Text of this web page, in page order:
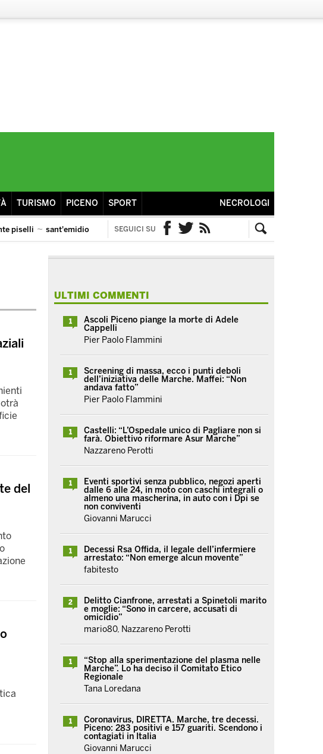
TURISMO PICENO SPORT NECROLOGI
piselli sant'emidio SEGUICI SU
del
ULTIMI COMMENTI
1
Ascoli Piceno piange la morte di Adele
Cappelli
Pier Paolo Flammini
1
Screening di massa, ecco i punti deboli
dell’iniziativa delle Marche. Maffei: “Non
andava fatto”
Pier Paolo Flammini
1
Castelli: “L’Ospedale unico di Pagliare non si
farà. Obiettivo riformare Asur Marche”
Nazzareno Perotti
1
Eventi sportivi senza pubblico, negozi aperti
dalle 6 alle 24, in moto con caschi integrali o
almeno una mascherina, in auto con i Dpi se
non conviventi
Giovanni Marucci
1
Decessi Rsa Offida, il legale dell’infermiere
arrestato: “Non emerge alcun movente”
fabitesto
2
Delitto Cianfrone, arrestati a Spinetoli marito
e moglie: “Sono in carcere, accusati di
omicidio”
mario80, Nazzareno Perotti
1
“Stop alla sperimentazione del plasma nelle
Marche”. Lo ha deciso il Comitato Etico
Regionale
Tana Loredana
1
Coronavirus, DIRETTA. Marche, tre decessi.
Piceno: 283 positivi e 157 guariti. Scendono i
contagiati in Italia
Giovanni Marucci